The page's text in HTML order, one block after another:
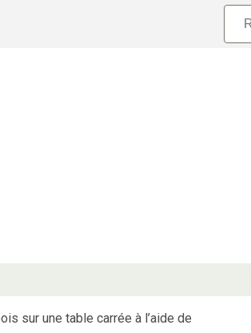
sur une table carrée à l’aide de